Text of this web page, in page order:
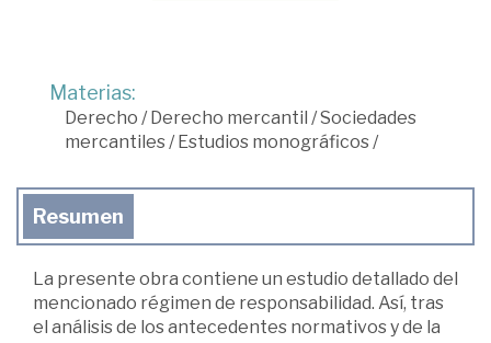
Materias:
Derecho /Derecho mercantil /Sociedades
mercantiles/Estudios monográficos/
Resumen
La presente obra contiene un estudio detallado del
mencionado régimen de responsabilidad. Así, tras
el análisis de los antecedentes normativos y de la